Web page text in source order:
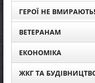
ГЕРОЇ НЕ ВМИРАЮТЬ!
ВЕТЕРАНАМ
ЕКОНОМІКА
ЖКГ ТА